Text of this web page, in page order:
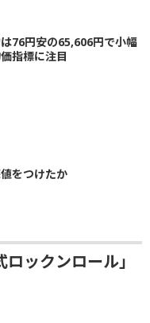
は76円安の65,606円で小幅
指標に注目
をつけたか
ックンロール」